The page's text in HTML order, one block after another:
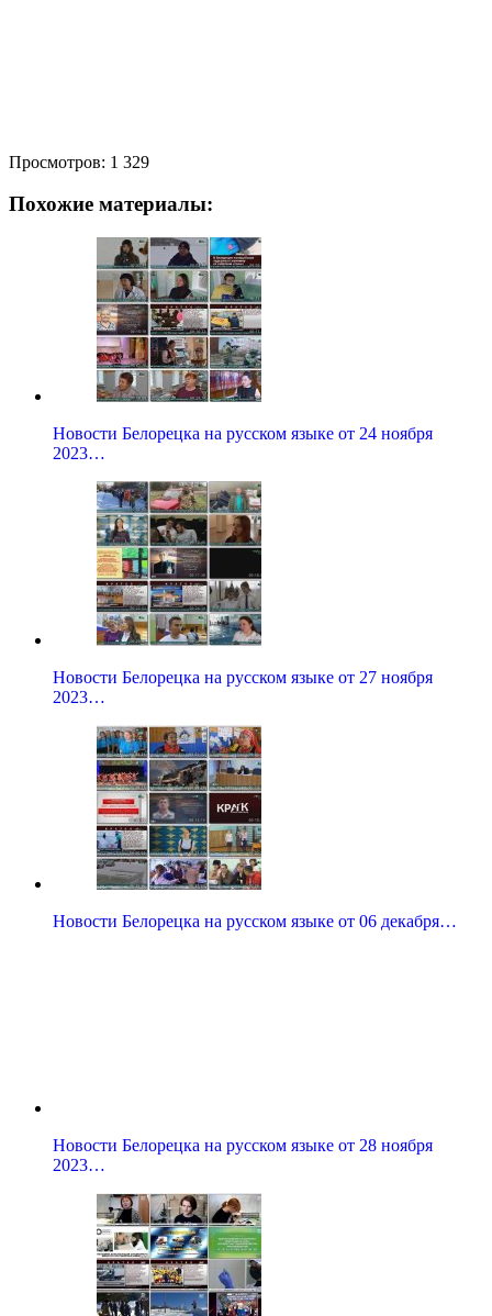
Просмотров: 1 329
Похожие материалы:
Новости Белорецка на русском языке от 24 ноября
2023…
Новости Белорецка на русском языке от 27 ноября
2023…
Новости Белорецка на русском языке от 06 декабря…
Новости Белорецка на русском языке от 28 ноября
2023…